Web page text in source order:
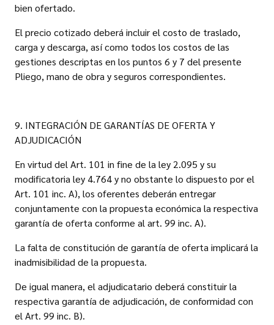
bien ofertado.
El precio cotizado deberá incluir el costo de traslado,
carga y descarga, así como todos los costos de las
gestiones descriptas en los puntos 6 y 7 del presente
Pliego, mano de obra y seguros correspondientes.
9. INTEGRACIÓN DE GARANTÍAS DE OFERTA Y
ADJUDICACIÓN
En virtud del Art. 101 in fine de la ley 2.095 y su
modificatoria ley 4.764 y no obstante lo dispuesto por el
Art. 101 inc. A), los oferentes deberán entregar
conjuntamente con la propuesta económica la respectiva
garantía de oferta conforme al art. 99 inc. A).
La falta de constitución de garantía de oferta implicará la
inadmisibilidad de la propuesta.
De igual manera, el adjudicatario deberá constituir la
respectiva garantía de adjudicación, de conformidad con
el Art. 99 inc. B).